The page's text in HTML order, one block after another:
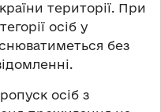
території. При
осіб у
без
осіб з